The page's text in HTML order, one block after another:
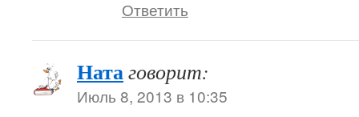
Ответить
Натаговорит:
Июль 8, 2013 в 10:35